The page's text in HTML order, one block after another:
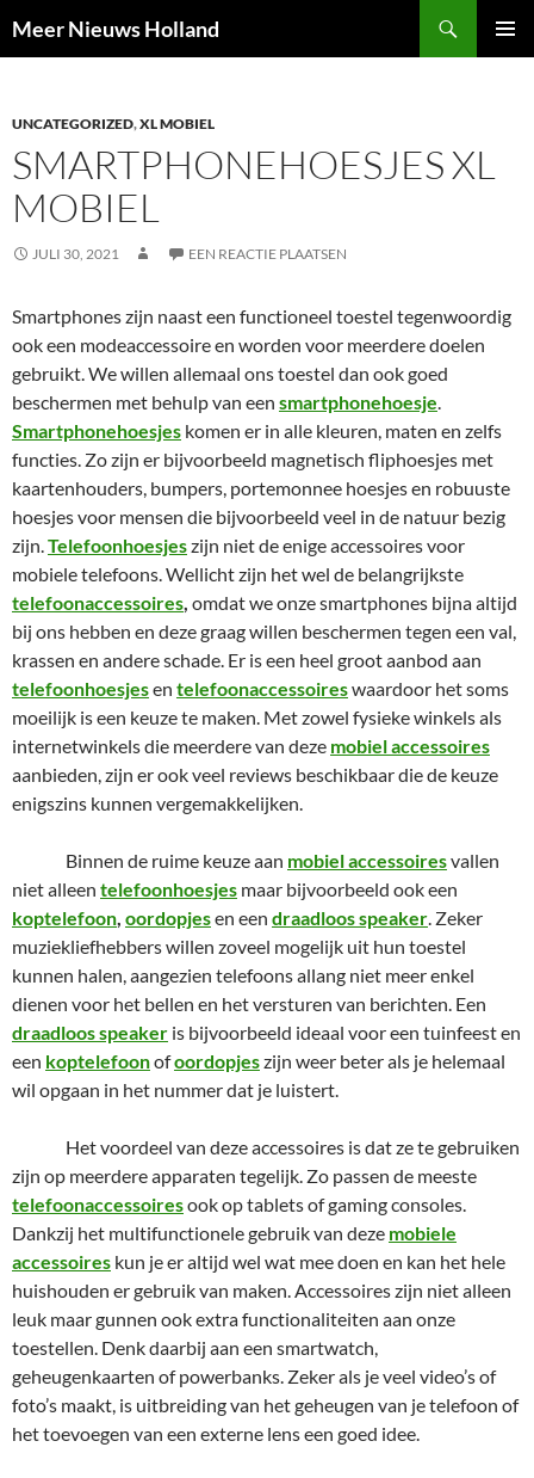
naar
Meer Nieuws Holland
UNCATEGORIZED,XL MOBIEL
SMARTPHONEHOESJES XL
MOBIEL
JULI 30, 2021 EEN REACTIE PLAATSEN
Smartphones zijn naast een functioneel toestel tegenwoordig
ook een modeaccessoire en worden voor meerdere doelen
gebruikt. We willen allemaal ons toestel dan ook goed
beschermen met behulp van een smartphonehoesje.
Smartphonehoesjes komen er in alle kleuren, maten en zelfs
functies. Zo zijn er bijvoorbeeld magnetisch fliphoesjes met
kaartenhouders, bumpers, portemonnee hoesjes en robuuste
hoesjes voor mensen die bijvoorbeeld veel in de natuur bezig
zijn.Telefoonhoesjeszijn niet de enige accessoires voor
mobiele telefoons. Wellicht zijn het wel de belangrijkste
telefoonaccessoires, omdat we onze smartphones bijna altijd
bij ons hebben en deze graag willen beschermen tegen een val,
krassen en andere schade. Er is een heel groot aanbod aan
telefoonhoesjesen telefoonaccessoireswaardoor het soms
moeilijk is een keuze te maken. Met zowel fysieke winkels als
internetwinkels die meerdere van deze mobiel accessoires
aanbieden, zijn er ook veel reviews beschikbaar die de keuze
enigszins kunnen vergemakkelijken.
Binnen de ruime keuze aan mobiel accessoiresvallen
niet alleen telefoonhoesjes maar bijvoorbeeld ook een
koptelefoon, oordopjesen een draadloos speaker. Zeker
muziekliefhebbers willen zoveel mogelijk uit hun toestel
kunnen halen, aangezien telefoons allang niet meer enkel
dienen voor het bellen en het versturen van berichten. Een
draadloos speaker is bijvoorbeeld ideaal voor een tuinfeest en
een koptelefoonofoordopjeszijn weer beter als je helemaal
wil opgaan in het nummer dat je luistert.
Het voordeel van deze accessoires is dat ze te gebruiken
zijn op meerdere apparaten tegelijk. Zo passen de meeste
telefoonaccessoiresook op tablets of gaming consoles.
Dankzij het multifunctionele gebruik van deze mobiele
accessoires kun je er altijd wel wat mee doen en kan het hele
huishouden er gebruik van maken. Accessoires zijn niet alleen
leuk maar gunnen ook extra functionaliteiten aan onze
toestellen. Denk daarbij aan een smartwatch,
geheugenkaarten of powerbanks. Zeker als je veel video’s of
foto’s maakt, is uitbreiding van het geheugen van je telefoon of
het toevoegen van een externe lens een goed idee.